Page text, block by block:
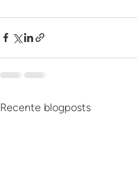
Recente blogposts